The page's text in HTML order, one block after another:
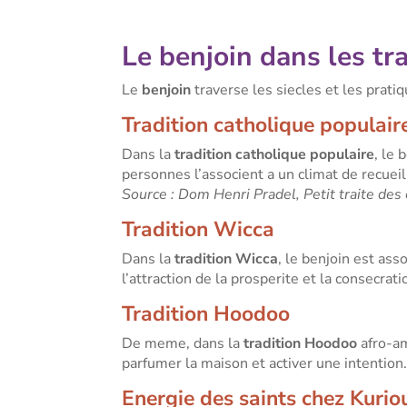
Le benjoin dans les
Le benjointraverse les siecles et les
Tradition catholique
Dans latradition catholique populaire, le
personnes l’associent a un climat de
Source : Dom Henri Pradel, Petit traite
Tradition Wicca
Dans latradition Wicca, le benjoin est
l’attraction de la prosperite et la
Tradition Hoodoo
De meme, dans latradition Hoodoo afro-
parfumer la maison et activer une
Energie des saints chez